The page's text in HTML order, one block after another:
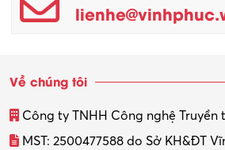
Về chúng tôi
Công ty TNHH Công nghệ
MST: 2500477588 do Sở KH&ĐT